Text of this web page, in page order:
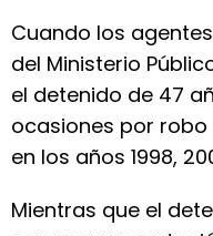
Cuando los
del Ministerio
el detenido de 47
ocasiones por
en los años 1998,
Mientras que el